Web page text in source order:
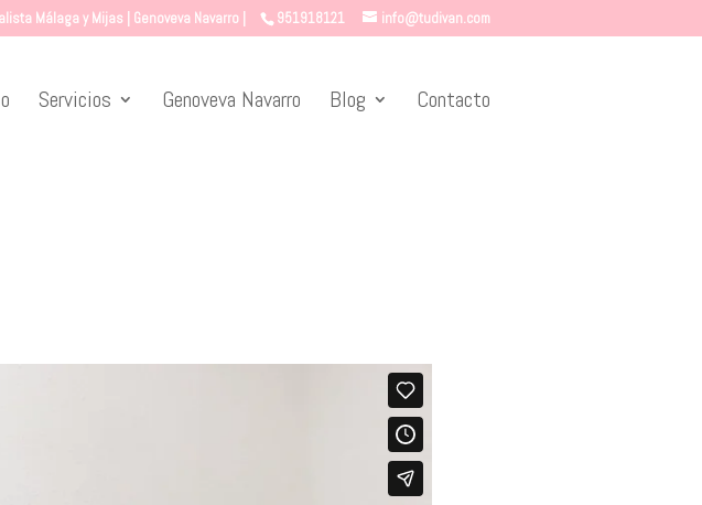
Málaga y Mijas | Genoveva Navarro | 951918121 info@tudivan.com
Servicios Genoveva Navarro Blog Contacto